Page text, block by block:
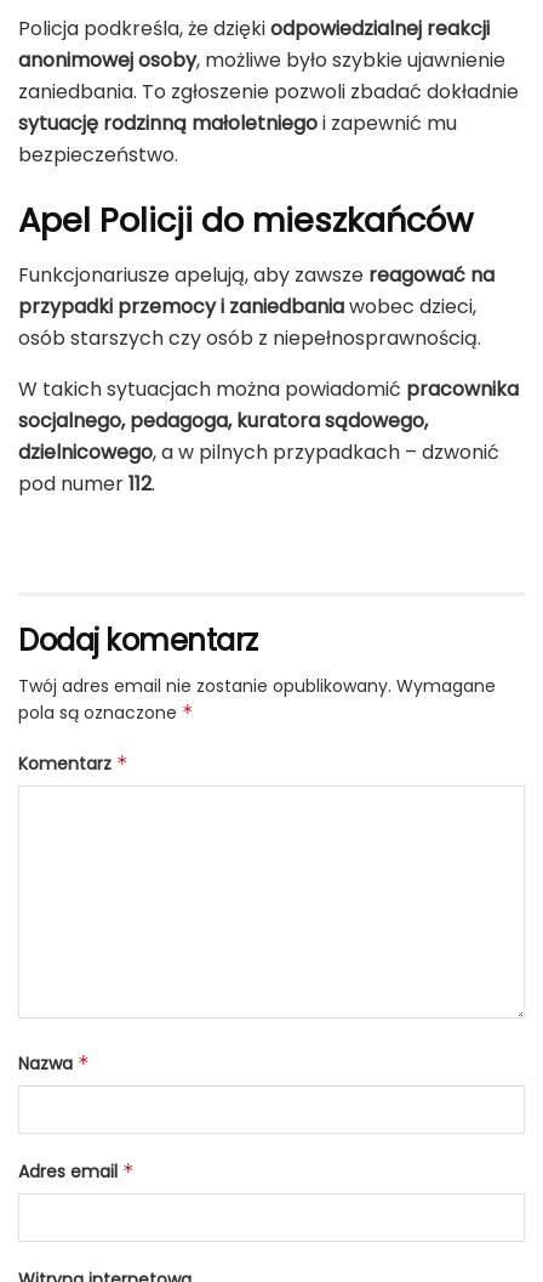
Policja podkreśla, że dziękiodpowiedzialnej reakcji
anonimowej osoby, możliwe było szybkie ujawnienie
zaniedbania. To zgłoszenie pozwoli zbadać dokładnie
sytuację rodzinną małoletniegoi zapewnić mu
bezpieczeństwo.
Apel Policji do mieszkańców
Funkcjonariusze apelują, aby zawsze reagować na
przypadki przemocy i zaniedbaniawobec dzieci,
osób starszych czy osób z niepełnosprawnością.
W takich sytuacjach można powiadomić pracownika
socjalnego, pedagoga, kuratora sądowego,
dzielnicowego, a w pilnych przypadkach – dzwonić
pod numer112.
Dodaj komentarz
Twój adres email nie zostanie opublikowany. Wymagane
pola są oznaczone *
Komentarz *
Nazwa *
Adres email *